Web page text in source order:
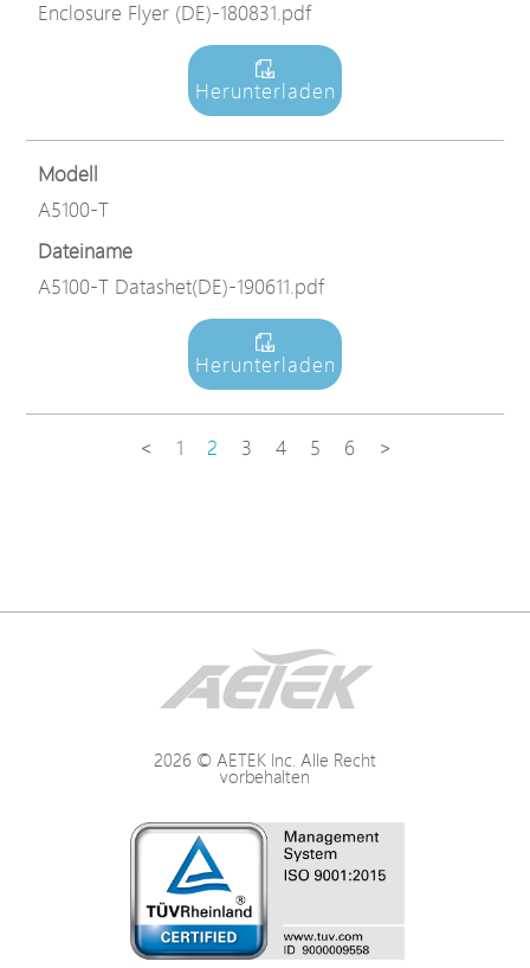
Enclosure Flyer (DE)-180831.pdf
Herunterladen
Modell
A5100-T
Dateiname
A5100-T Datashet(DE)-190611.pdf
Herunterladen
< 1 2 3 4 5 6 >
2026 © AETEK Inc. Alle Recht
vorbehalten